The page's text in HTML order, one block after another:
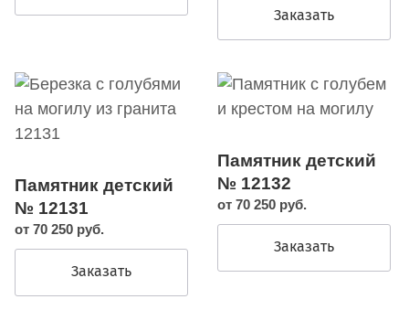
Заказать
Памятник детский
№ 12131
от 70 250 руб.
Заказать
Памятник детский
№ 12132
от 70 250 руб.
Заказать